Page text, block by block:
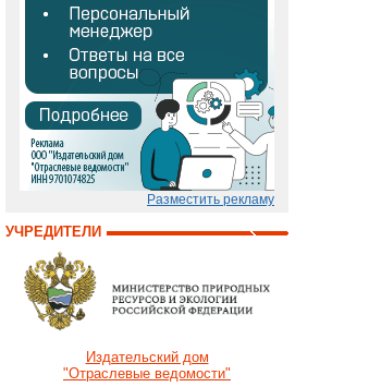
Разместить рекламу
УЧРЕДИТЕЛИ
Издательский дом
"Отраслевые ведомости"